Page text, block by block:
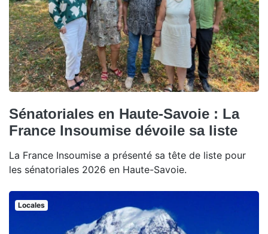
Sénatoriales en Haute-Savoie : La
France Insoumise dévoile sa liste
La France Insoumise a présenté sa tête de liste pour
les sénatoriales 2026 en Haute-Savoie.
Locales